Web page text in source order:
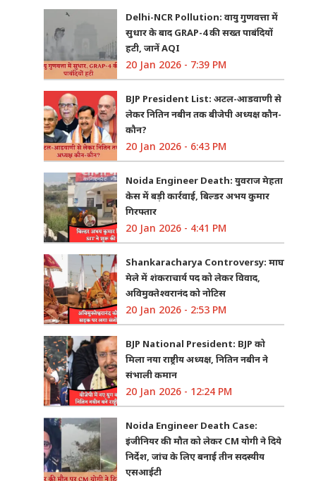
Delhi-NCR Pollution: वायु गुणवत्ता में
सुधार के बाद GRAP-4 की सख्त पाबंदियों
हटी, जानें AQI
20 Jan 2026 - 7:39 PM
BJP President List: अटल-आडवाणी से
लेकर नितिन नबीन तक बीजेपी अध्यक्ष कौन-
कौन?
20 Jan 2026 - 6:43 PM
Noida Engineer Death: युवराज मेहता
केस में बड़ी कार्रवाई, बिल्डर अभय कुमार
गिरफ्तार
20 Jan 2026 - 4:41 PM
Shankaracharya Controversy: माघ
मेले में शंकराचार्य पद को लेकर विवाद,
अविमुक्तेश्वरानंद को नोटिस
20 Jan 2026 - 2:53 PM
BJP National President: BJP को
मिला नया राष्ट्रीय अध्यक्ष, नितिन नबीन ने
संभाली कमान
20 Jan 2026 - 12:24 PM
Noida Engineer Death Case:
इंजीनियर की मौत को लेकर CM योगी ने दिये
निर्देश, जांच के लिए बनाई तीन सदस्यीय
एसआईटी